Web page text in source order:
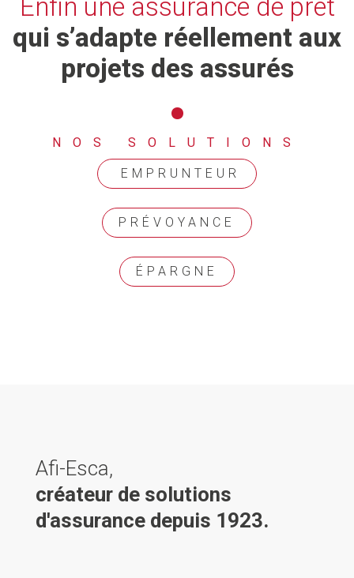
Enfin une assurance de prêt
qui s’adapte réellement aux
projets des assurés
NOS SOLUTIONS
EMPRUNTEUR
PRÉVOYANCE
ÉPARGNE
Afi-Esca,
créateur de solutions
d'assurance depuis 1923.